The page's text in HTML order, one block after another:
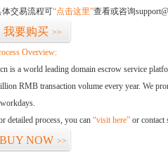
体交易流程可“点击这里”查看或咨询
我要购买 >>
Overview:
is a world leading domain escrow service
RMB transaction volume every year. We
detailed process, you can “visit here” or contact
BUY NOW >>